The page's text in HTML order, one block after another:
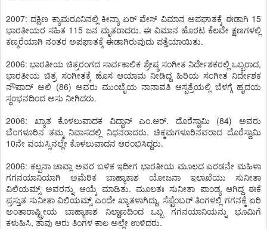
2007: ದಕ್ಷಿಣ ಕ್ಯಾಮರೂನಿನಲ್ಲಿ ಕೀನ್ಯಾ ಏರ್ ವೇಸ್ ವಿಮಾನ ಅಪಘಾತಕ್ಕೆ ಈಡಾಗಿ 15
ಭಾರತೀಯರ ಸಹಿತ 115 ಜನ ಮೃತರಾದರು. ಈ ವಿಮಾನ ಹೊರಟ ಕೆಲವೇ ಕ್ಷಣಗಳಲ್ಲಿ
ಕಣ್ಮರೆಯಾಗಿ ನಂತರ ಅಪಘಾತಕ್ಕೆ ಈಡಾಗಿರುವುದು ಪತ್ತೆಯಾಯಿತು.
2006: ಭಾರತೀಯ ಚಿತ್ರರಂಗದ ಸಾರ್ವಕಾಲಿಕ ಶ್ರೇಷ್ಠ ಸಂಗೀತ ನಿರ್ದೇಶಕರಲ್ಲಿ ಒಬ್ಬರಾದ,
ಭಾರತೀಯ ಚಿತ್ರ ಸಂಗೀತಕ್ಕೆ ಹೊಸ ಆಯಾಮ ನೀಡಿದ್ದ ಹಿರಿಯ ಸಂಗೀತ ನಿರ್ದೇಶಕ
ನೌಷಾದ್ ಅಲಿ (86) ಅವರು ಮುಂಬೈಯ ನಾನಾವತಿ ಆಸ್ಪತ್ರೆಯಲ್ಲಿ ಬೆಳಗ್ಗೆ ಹೃದಯ
ಸ್ಥಂಭನದಿಂದ ಅಸು ನೀಗಿದರು.
2006: ಖ್ಯಾತ ಕೊಳಲುವಾದಕ ವಿದ್ವಾನ್ ಎಂ.ಆರ್. ದೊರೆಸ್ವಾಮಿ (84) ಅವರು
ಬೆಂಗಳೂರಿನ ತಮ್ಮ ನಿವಾಸದಲ್ಲಿ ನಿಧನರಾದರು. ಚಿಕ್ಕಮಗಳೂರಿನವರಾದ ದೊರೆಸ್ವಾಮಿ
10ನೇ ವಯಸ್ಸಿನಲ್ಲೇ ಕೊಳಲುವಾದನ ಆರಂಭಿಸಿದ್ದರು.
2006: ಕಲ್ಪನಾ ಚಾವ್ಲಾ ಅವರ ಬಳಿಕ ಇದೀಗ ಭಾರತೀಯ ಮೂಲದ ಎರಡನೇ ಮಹಿಳಾ
ಗಗನಯಾನಿಯಾಗಿ ಅಮೆರಿಕ ಬಾಹ್ಯಾಕಾಶ ಯೋಜನಾ ಇಲಾಖೆಯು ಸುನೀತಾ
ವಿಲಿಯಮ್ಸ್ ಅವರನ್ನು ಆಯ್ಕೆ ಮಾಡಿತು. ಮೂಲತಃ ಸುನೀತಾ ಪಾಂಡ್ಯ ಆಗಿದ್ದ ಈಕೆ
ಪ್ರಸ್ತುತ ಸುನೀತಾ ವಿಲಿಯಮ್ಸ್ ಎಂದೇ ಖ್ಯಾತಳಾಗಿದ್ದು, ಸೆಪ್ಟೆಂಬರ್ ತಿಂಗಳಲ್ಲಿ ಗಗನಕ್ಕೆ ಏರಿ
ಅಂತಾರಾಷ್ಟ್ರೀಯ ಬಾಹ್ಯಾಕಾಶ ನಿಲ್ದಾಣದಿಂದ ಒಬ್ಬ ಗಗನಯಾನಿಯನ್ನು ಭೂಮಿಗೆ
ಕಳುಹಿಸಿ, ತಾವು ಆರು ತಿಂಗಳ ಕಾಲ ಅಲ್ಲೇ ಉಳಿದರು.